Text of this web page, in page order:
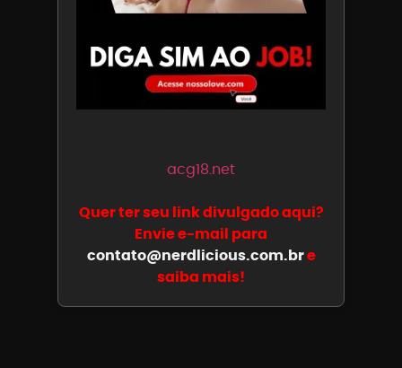
acg18.net
Quer ter seu link divulgado aqui?
Envie e-mail para
contato@nerdlicious.com.bre
saiba mais!